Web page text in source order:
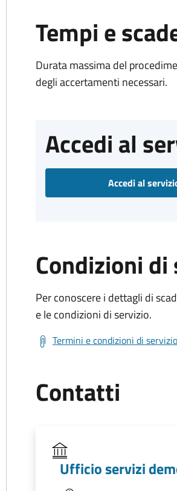
Tempi e
Durata massima del
degli accertamenti necessari.
Accedi al
Accedi al
Condizioni
Per conoscere i dettagli di
e le condizioni di servizio.
Termini e condizioni di servizio
Contatti
Ufficio servizi